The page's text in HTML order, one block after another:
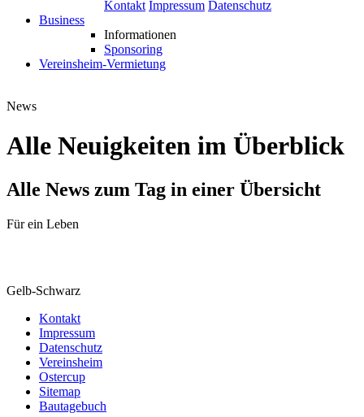
Informationen
Vereinsheim-Vermietung
Alle Neuigkeiten im Überblick
Alle News zum Tag in einer Übersicht
Für ein Leben
Gelb-Schwarz
Datenschutz
Vereinsheim
Ostercup
Sitemap
Bautagebuch
© 2026 Wacker Gladbeck 1920 e.V.
Folge uns auf